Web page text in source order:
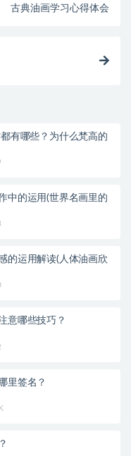
古典油画学习心得体会
有哪些？为什么梵高的
中的运用(世界名画里的
的运用解读(人体油画欣
意哪些技巧？
里签名？